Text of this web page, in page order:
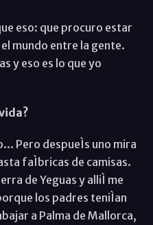
eso: que procuro estar
mundo entre la gente.
y eso es lo que yo
Pero despueÌs uno mira
faÌbricas de camisas.
de Yeguas y alliÌ me
los padres teniÌan
a Palma de Mallorca,